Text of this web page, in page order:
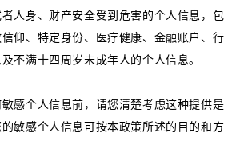
人身、财产安全受到危害的个人信息，包
仰、特定身份、医疗健康、金融账户、行
不满十四周岁未成年人的个人信息。
感个人信息前，请您清楚考虑这种提供是
敏感个人信息可按本政策所述的目的和方